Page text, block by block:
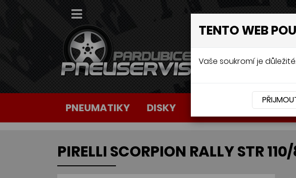
PNEUMATIKY DISKY AUTOBATERIE
PIRELLI SCORPION RALLY STR
TENTO WEB
Vaše soukromí je